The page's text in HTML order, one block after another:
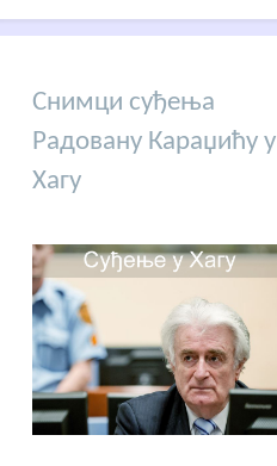
Снимци суђења
Радовану Караџићу у
Хагу